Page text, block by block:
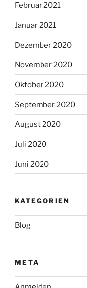
Februar 2021
Januar 2021
Dezember 2020
November 2020
Oktober 2020
September 2020
August 2020
Juli 2020
Juni 2020
KATEGORIEN
Blog
META